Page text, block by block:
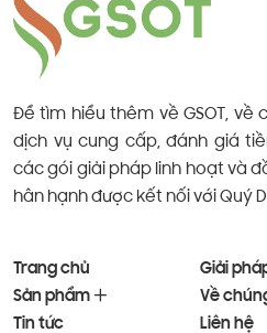
Để tìm hiểu thêm về GSOT, về
dịch vụ cung cấp, đánh giá
các gói giải pháp linh hoạt và
hân hạnh được kết nối với Quý
Trang chủ
Giải
Sản phẩm
Về
Tin tức
Liên hệ